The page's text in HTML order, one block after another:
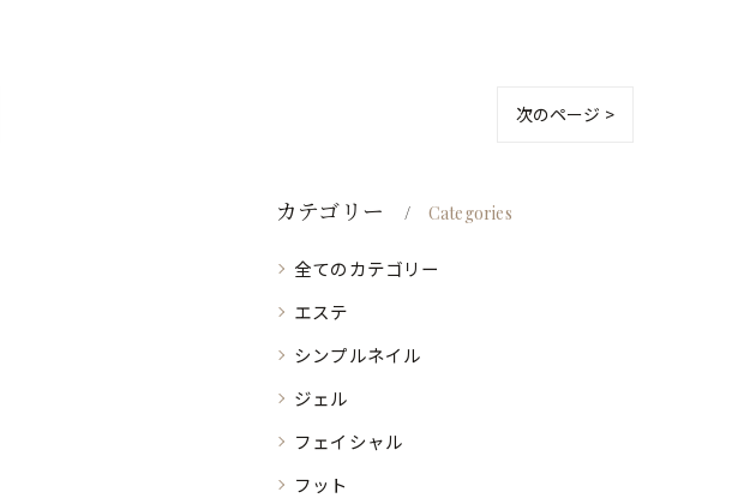
次のページ >
カテゴリー Categories
全てのカテゴリー
エステ
シンプルネイル
ジェル
フェイシャル
フット